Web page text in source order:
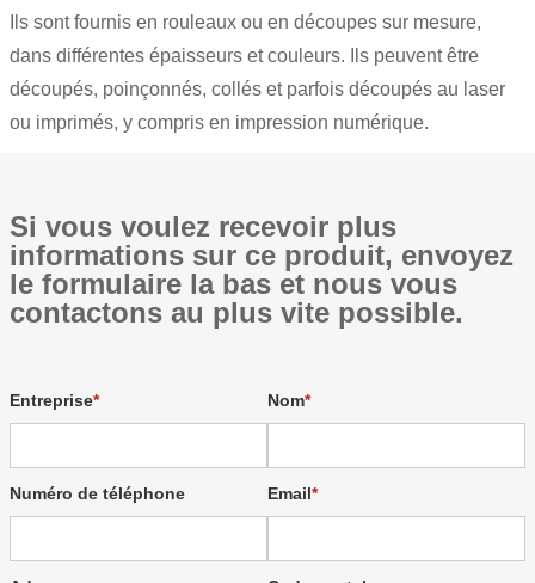
Ils sont fournis en rouleaux ou en découpes sur mesure,
dans différentes épaisseurs et couleurs. Ils peuvent être
découpés, poinçonnés, collés et parfois découpés au laser
ou imprimés, y compris en impression numérique.
Si vous voulez recevoir plus
informations sur ce produit, envoyez
le formulaire la bas et nous vous
contactons au plus vite possible.
Entreprise Nom
Numéro de téléphone Email